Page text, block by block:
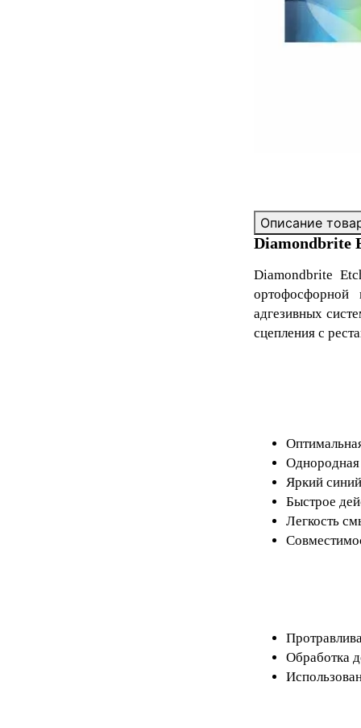
Описание
Diamondbrite
Diamondbrite
ортофосфорной
адгезивных
сцепления с
Однородная
Яркий
Быстрое
Легкость
Обработка